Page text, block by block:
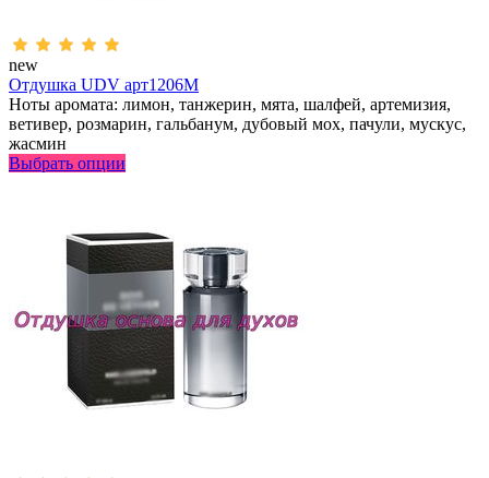
new
Отдушка UDV арт1206M
Ноты аромата: лимон, танжерин, мята, шалфей, артемизия,
ветивер, розмарин, гальбанум, дубовый мох, пачули, мускус,
жасмин
Выбрать опции